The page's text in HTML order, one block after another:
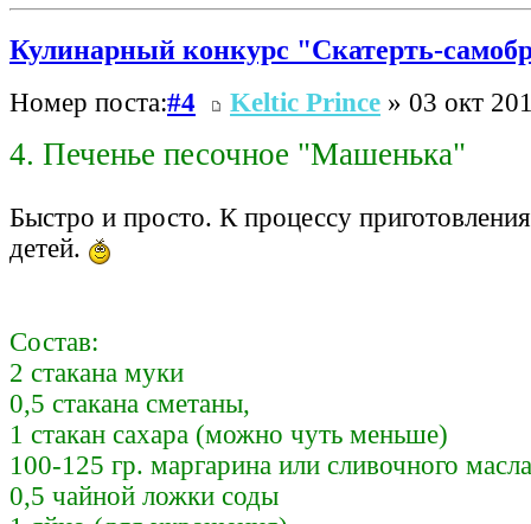
Кулинарный конкурс "Скатерть-
Номер поста:#4 Keltic Prince » 03 окт
4. Печенье песочное "Машенька"
Быстро и просто. К процессу
детей.
Состав:
2 стакана муки
0,5 стакана сметаны,
1 стакан сахара (можно чуть меньше)
100-125 гр. маргарина или сливочного масла
0,5 чайной ложки соды